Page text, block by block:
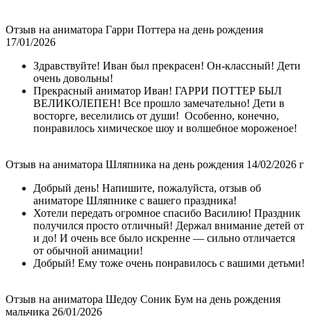
Отзыв на аниматора Гарри Поттера на день рождения
17/01/2026
Здравствуйте! Иван был прекрасен! Он-классный! Дети
очень довольны!
Прекрасный аниматор Иван! ГАРРИ ПОТТЕР БЫЛ
ВЕЛИКОЛЕПЕН! Все прошло замечательно! Дети в
восторге, веселились от души! Особенно, конечно,
понравилось химическое шоу и волшебное мороженое!
Отзыв на аниматора Шляпника на день рождения 14/02/2026 г
Добрый день! Напишите, пожалуйста, отзыв об
аниматоре Шляпнике с вашего праздника!
Хотели передать огромное спасибо Василию! Праздник
получился просто отличный! Держал внимание детей от
и до! И очень все было искренне — сильно отличается
от обычной анимации!
Добрый! Ему тоже очень понравилось с вашими детьми!
Отзыв на аниматора Шедоу Соник Бум на день рождения
мальчика 26/01/2026